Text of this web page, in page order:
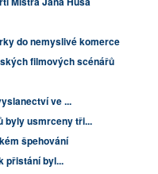
do nemyslivé komerce
filmových scénářů
ve ...
byly usmrceny tři...
špehování
přistání byl...